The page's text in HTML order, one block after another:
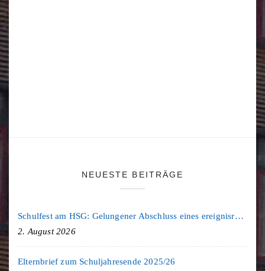
NEUESTE BEITRÄGE
Schulfest am HSG: Gelungener Abschluss eines ereignisreichen Schuljahres
2. August 2026
Elternbrief zum Schuljahresende 2025/26